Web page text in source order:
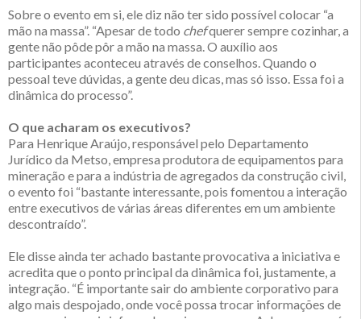
Sobre o evento em si, ele diz não ter sido possível colocar “a
mão na massa”. “Apesar de todo chefquerer sempre cozinhar, a
gente não pôde pôr a mão na massa. O auxílio aos
participantes aconteceu através de conselhos. Quando o
pessoal teve dúvidas, a gente deu dicas, mas só isso. Essa foi a
dinâmica do processo”.
O que acharam os executivos?
Para Henrique Araújo, responsável pelo Departamento
Jurídico da Metso, empresa produtora de equipamentos para
mineração e para a indústria de agregados da construção civil,
o evento foi “bastante interessante, pois fomentou a interação
entre executivos de várias áreas diferentes em um ambiente
descontraído”.
Ele disse ainda ter achado bastante provocativa a iniciativa e
acredita que o ponto principal da dinâmica foi, justamente, a
integração. “É importante sair do ambiente corporativo para
algo mais despojado, onde você possa trocar informações de